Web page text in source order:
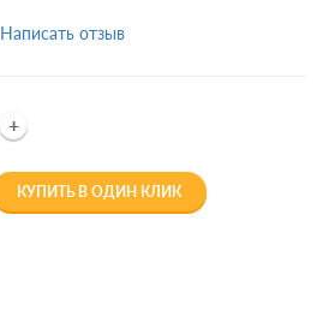
Написать отзыв
+
КУПИТЬ В ОДИН КЛИК